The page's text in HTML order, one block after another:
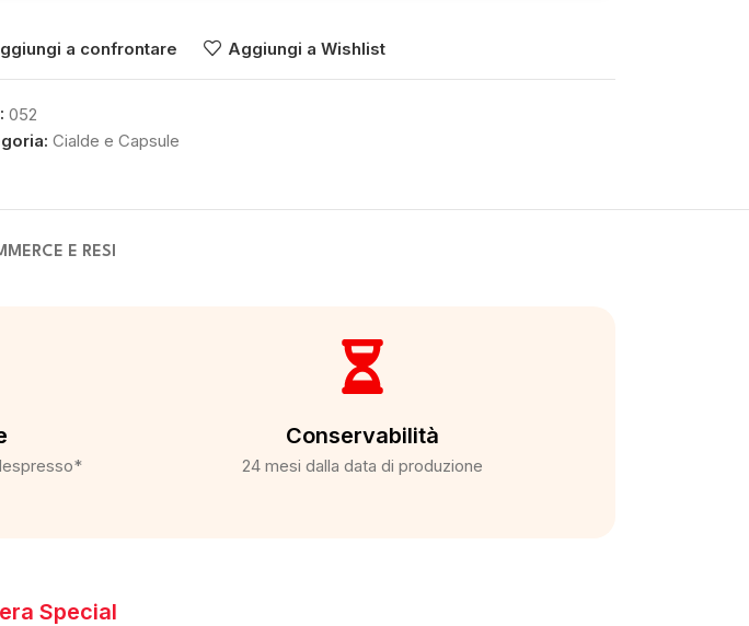
a confrontare Aggiungi a Wishlist
052
Cialde e Capsule
E RESI
Conservabilità
24 mesi dalla data di produzione​
Special